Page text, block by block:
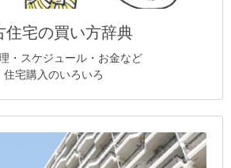
住宅の買い方辞典
・スケジュール・お金など
住宅購入のいろいろ